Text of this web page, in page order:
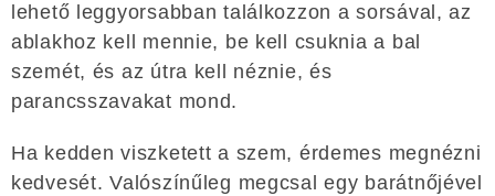
lehető leggyorsabban találkozzon a sorsával, az
ablakhoz kell mennie, be kell csuknia a bal
szemét, és az útra kell néznie, és
parancsszavakat mond.
Ha kedden viszketett a szem, érdemes megnézni
kedvesét. Valószínűleg megcsal egy barátnőjével